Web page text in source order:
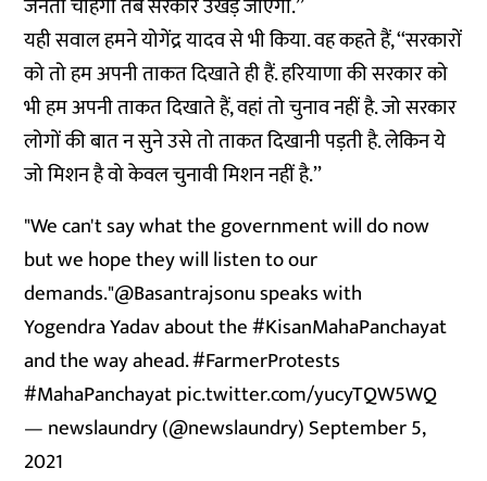
जनता चाहेगी तब सरकार उखड़ जाएगी.’’
यही सवाल हमने योगेंद्र यादव से भी किया. वह कहते हैं, ‘‘सरकारों
को तो हम अपनी ताकत दिखाते ही हैं. हरियाणा की सरकार को
भी हम अपनी ताकत दिखाते हैं, वहां तो चुनाव नहीं है. जो सरकार
लोगों की बात न सुने उसे तो ताकत दिखानी पड़ती है. लेकिन ये
जो मिशन है वो केवल चुनावी मिशन नहीं है.’’
"We can't say what the government will do now
but we hope they will listen to our
demands."@Basantrajsonuspeaks with
Yogendra Yadav about the#KisanMahaPanchayat
and the way ahead.#FarmerProtests
#MahaPanchayatpic.twitter.com/yucyTQW5WQ
— newslaundry (@newslaundry)September 5,
2021